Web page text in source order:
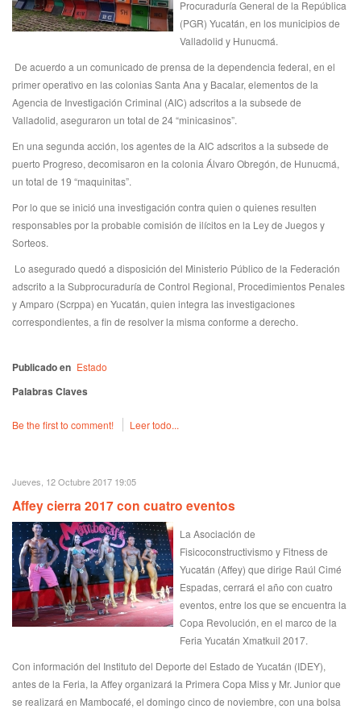
Procuraduría General de la República
(PGR) Yucatán, en los municipios de
Valladolid y Hunucmá.
De acuerdo a un comunicado de prensa de la dependencia federal, en el
primer operativo en las colonias Santa Ana y Bacalar, elementos de la
Agencia de Investigación Criminal (AIC) adscritos a la subsede de
Valladolid, aseguraron un total de 24 “minicasinos”.
En una segunda acción, los agentes de la AIC adscritos a la subsede de
puerto Progreso, decomisaron en la colonia Álvaro Obregón, de Hunucmá,
un total de 19 “maquinitas”.
Por lo que se inició una investigación contra quien o quienes resulten
responsables por la probable comisión de ilícitos en la Ley de Juegos y
Sorteos.
Lo asegurado quedó a disposición del Ministerio Público de la Federación
adscrito a la Subprocuraduría de Control Regional, Procedimientos Penales
y Amparo (Scrppa) en Yucatán, quien integra las investigaciones
correspondientes, a fin de resolver la misma conforme a derecho.
Publicado en Estado
Palabras Claves
Be the first to comment! Leer todo...
Jueves, 12 Octubre 2017 19:05
Affey cierra 2017 con cuatro eventos
La Asociación de
Fisicoconstructivismo y Fitness de
Yucatán (Affey) que dirige Raúl Cimé
Espadas, cerrará el año con cuatro
eventos, entre los que se encuentra la
Copa Revolución, en el marco de la
Feria Yucatán Xmatkuil 2017.
Con información del Instituto del Deporte del Estado de Yucatán (IDEY),
antes de la Feria, la Affey organizará la Primera Copa Miss y Mr. Junior que
se realizará en Mambocafé, el domingo cinco de noviembre, con una bolsa